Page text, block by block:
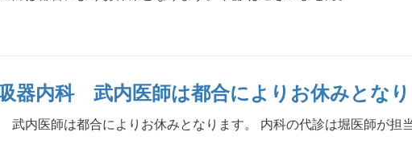
器内科 武内医師は都合によりお休みとな
内医師は都合によりお休みとなります。 内科の代診は堀医師が担